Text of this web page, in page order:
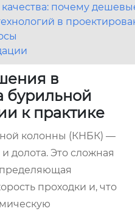
почему
в
в
бурильной
к практике
колонны (КНБК) —
долота. Это сложная
проходки и, что